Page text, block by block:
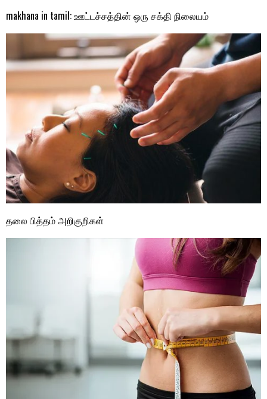
makhana in tamil: ஊட்டச்சத்தின் ஒரு சக்தி நிலையம்
தலை பித்தம் அறிகுறிகள்